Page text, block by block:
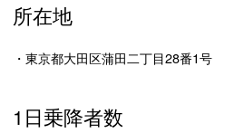
所在地
・東京都大田区蒲田二丁目28番1号
1日乗降者数